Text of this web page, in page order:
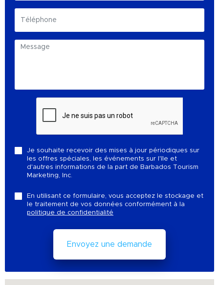
Je souhaite recevoir des mises à jour périodiques sur
les offres spéciales, les événements sur l'île et
d'autres informations de la part de Barbados Tourism
Marketing, Inc.
En utilisant ce formulaire, vous acceptez le stockage et
le traitement de vos données conformément à la
politique de confidentialité